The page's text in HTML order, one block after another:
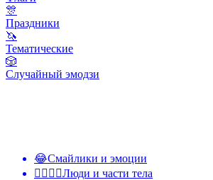
🎊
Праздники
🦄
Тематические
🎲
Случайный эмодзи
😂Смайлики и эмоции
👩‍❤️‍💋‍👨Люди и части тела